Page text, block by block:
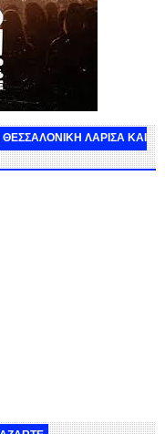
ΘΕΣΣΑΛΟΝΙΚΗ ΛΑΡΙΣΑ ΚΑΙ